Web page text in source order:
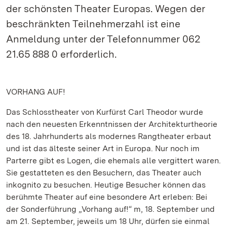
der schönsten Theater Europas. Wegen der
beschränkten Teilnehmerzahl ist eine
Anmeldung unter der Telefonnummer 062
21.65 888 0 erforderlich.
VORHANG AUF!
Das Schlosstheater von Kurfürst Carl Theodor wurde
nach den neuesten Erkenntnissen der Architekturtheorie
des 18. Jahrhunderts als modernes Rangtheater erbaut
und ist das älteste seiner Art in Europa. Nur noch im
Parterre gibt es Logen, die ehemals alle vergittert waren.
Sie gestatteten es den Besuchern, das Theater auch
inkognito zu besuchen. Heutige Besucher können das
berühmte Theater auf eine besondere Art erleben: Bei
der Sonderführung „Vorhang auf!“ m, 18. September und
am 21. September, jeweils um 18 Uhr, dürfen sie einmal